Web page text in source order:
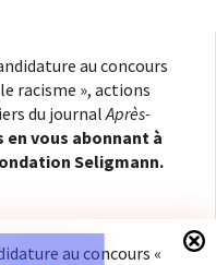
au concours
racisme », actions
du journal Après-
vous abonnant à
Seligmann.
au concours «